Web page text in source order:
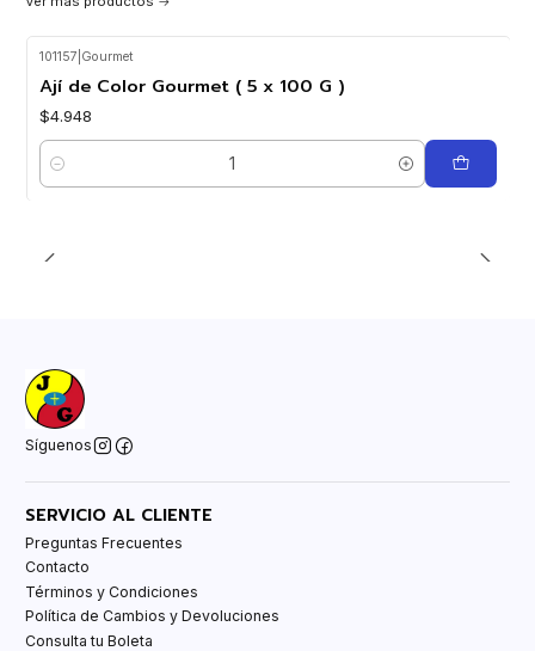
101157 Gourmet
Ají de Color Gourmet ( 5 x 100 G )
$4.948
Cantidad
Síguenos
SERVICIO AL CLIENTE
Preguntas Frecuentes
Contacto
Términos y Condiciones
Política de Cambios y Devoluciones
Consulta tu Boleta